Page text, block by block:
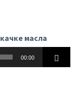
масла
00:00